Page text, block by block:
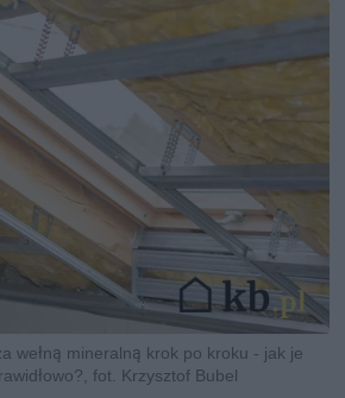
wełną mineralną krok po kroku - jak je
fot. Krzysztof Bubel